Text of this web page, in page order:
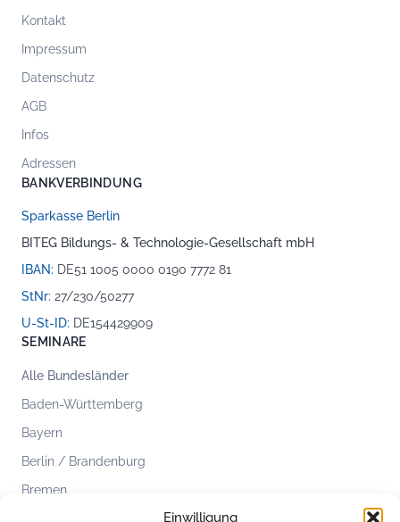
Einwilligung
Kontakt
Impressum
Datenschutz
AGB
Infos
Adressen
BANKVERBINDUNG
Sparkasse Berlin
BITEG Bildungs- & Technologie-Gesellschaft mbH
IBAN: DE51 1005 0000 0190 7772 81
StNr: 27/230/50277
U-St-ID: DE154429909
SEMINARE
Alle Bundesländer
Baden-Württemberg
Bayern
Berlin / Brandenburg
Bremen